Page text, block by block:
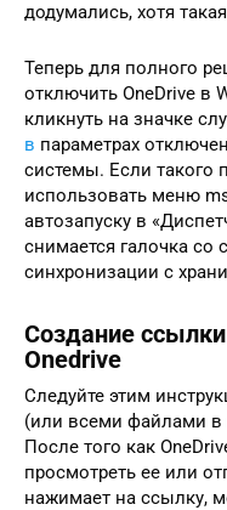
додумались, хотя
Теперь для полного
отключить OneDrive в
кликнуть на значке
в параметрах
системы. Если такого
использовать меню
автозапуску в
снимается галочка со
синхронизации с
Создание
Onedrive
Следуйте этим
(или всеми файлами в
После того как
просмотреть ее или
нажимает на ссылку,